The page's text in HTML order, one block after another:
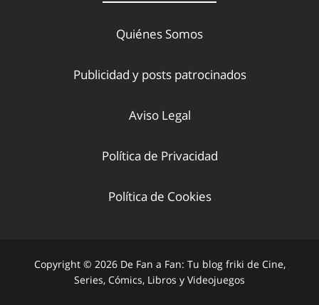
Quiénes Somos
Publicidad y posts patrocinados
Aviso Legal
Política de Privacidad
Política de Cookies
Copyright © 2026 De Fan a Fan: Tu blog friki de Cine,
Series, Cómics, Libros y Videojuegos